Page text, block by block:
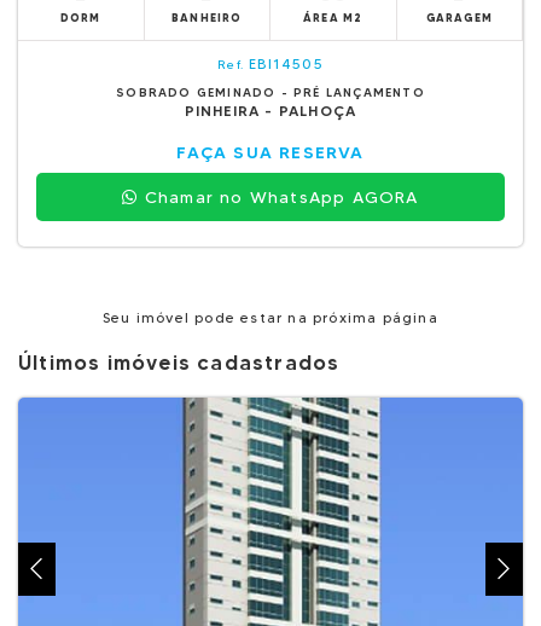
DORM BANHEIRO ÁREA M2 GARAGEM
Ref. EBI14505
SOBRADO GEMINADO - PRÉ LANÇAMENTO
PINHEIRA - PALHOÇA
FAÇA SUA RESERVA
Chamar no WhatsApp AGORA
Seu imóvel pode estar na próxima página
Últimos imóveis cadastrados